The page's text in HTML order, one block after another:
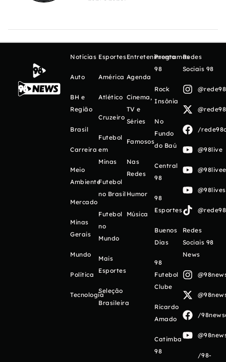
Notícias
Auto
BH e
Região
Brasil
Carreira
Meio
Ambiente
Mercado
Minas
Gerais
Mundo
Política
Tecnologia
Esportes
América
Atlético
Cruzeiro
Futebol
em
Minas
Futebol
no Brasil
Futebol
no
Mundo
Mais
Esportes
Seleção
Brasileira
Entretenimento
Agenda
Cinema,
TV e
Séries
Famosos
Nas
Redes
Humor
Música
Programas
98
Rock
Insônia
No
Fundo
do Baú
Central
98
98
Esportes
Buenos
Días
98
Futebol
Clube
Ricardo
Amado
Catimba
98
Redes
Sociais 98
/
@98live
Redes
Sociais 98
News
/
/98-